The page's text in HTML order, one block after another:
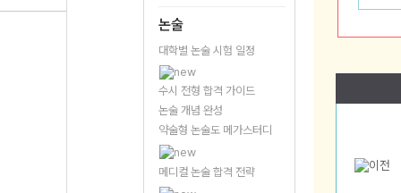
논술
대학별 논술 시험 일정
수시 전형 합격 가이드
논술 개념 완성
약술형 논술도 메가스터디
메디컬 논술 합격 전략